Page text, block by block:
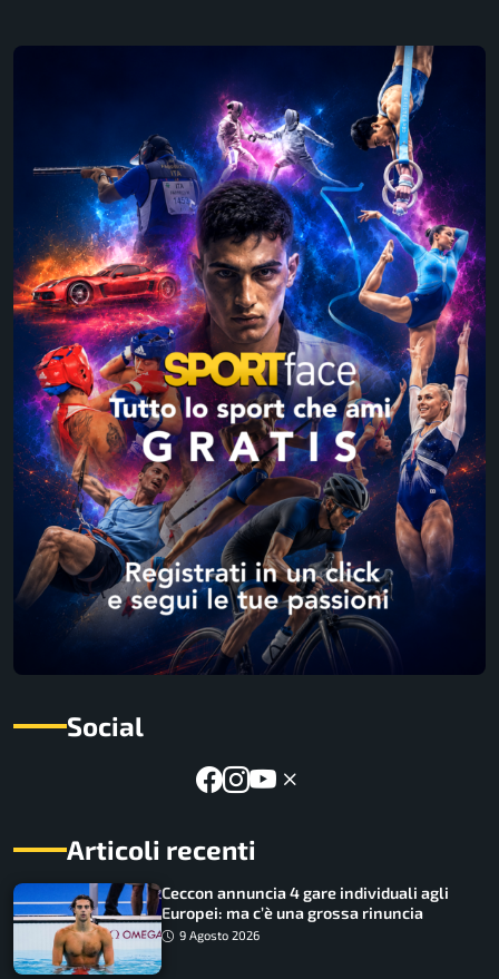
Social
Articoli recenti
Ceccon annuncia 4 gare individuali agli
Europei: ma c’è una grossa rinuncia
9 Agosto 2026